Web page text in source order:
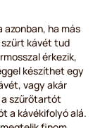
ha más
szűrt kávét tud
érkezik,
készíthet egy
vagy akár
a szűrőtartót
a kávékifolyó alá.